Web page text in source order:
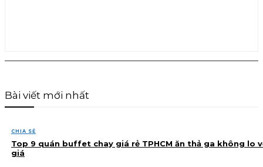
Bài viết mới nhất
CHIA SẺ
Top 9 quán buffet chay giá rẻ TPHCM ăn thả ga không lo
giá